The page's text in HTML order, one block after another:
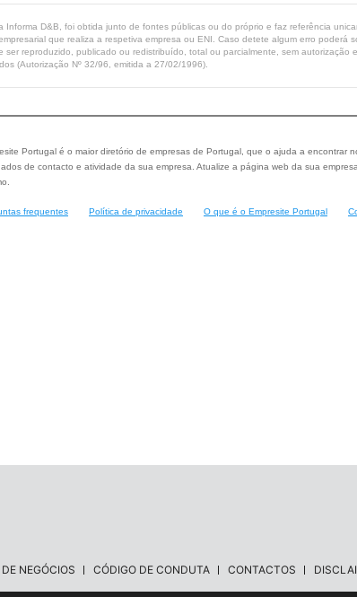
D&B, foi obtida junto de fontes públicas ou do próprio e faz referência
que realiza a respetiva empresa ou ENI. Caso detete algum erro poderá
reproduzido, publicado ou redistribuído, total ou parcialmente, sem autorização
(Autorização Nº 32/96, emitida a 27/02/1996).
Portugal é o maior diretório de empresas de Portugal, que o ajuda a encontrar
de contacto e atividade da sua empresa. Atualize a página web da sua
frequentes Política de privacidade O que é o Empresite Portugal